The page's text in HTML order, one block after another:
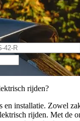
rijden?
en installatie. Zowel
rijden. Met de